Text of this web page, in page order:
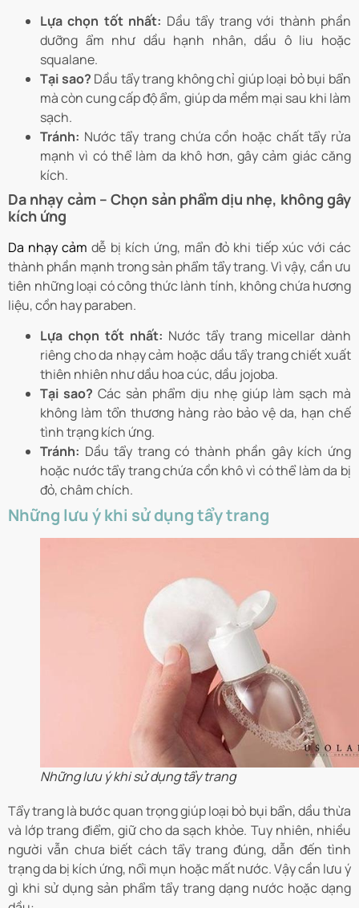
Lựa chọn tốt nhất: Dầu tẩy trang với thành phần
dưỡng ẩm như dầu hạnh nhân, dầu ô liu hoặc
squalane.
Tại sao? Dầu tẩy trang không chỉ giúp loại bỏ bụi bẩn
mà còn cung cấp độ ẩm, giúp da mềm mại sau khi làm
sạch.
Tránh: Nước tẩy trang chứa cồn hoặc chất tẩy rửa
mạnh vì có thể làm da khô hơn, gây cảm giác căng
kích.
Da nhạy cảm – Chọn sản phẩm dịu nhẹ, không gây
kích ứng
Da nhạy cảm dễ bị kích ứng, mẩn đỏ khi tiếp xúc với các
thành phần mạnh trong sản phẩm tẩy trang. Vì vậy, cần ưu
tiên những loại có công thức lành tính, không chứa hương
liệu, cồn hay paraben.
Lựa chọn tốt nhất: Nước tẩy trang micellar dành
riêng cho da nhạy cảm hoặc dầu tẩy trang chiết xuất
thiên nhiên như dầu hoa cúc, dầu jojoba.
Tại sao? Các sản phẩm dịu nhẹ giúp làm sạch mà
không làm tổn thương hàng rào bảo vệ da, hạn chế
tình trạng kích ứng.
Tránh: Dầu tẩy trang có thành phần gây kích ứng
hoặc nước tẩy trang chứa cồn khô vì có thể làm da bị
đỏ, châm chích.
Những lưu ý khi sử dụng tẩy trang
Những lưu ý khi sử dụng tẩy trang
Tẩy trang là bước quan trọng giúp loại bỏ bụi bẩn, dầu thừa
và lớp trang điểm, giữ cho da sạch khỏe. Tuy nhiên, nhiều
người vẫn chưa biết cách tẩy trang đúng, dẫn đến tình
trạng da bị kích ứng, nổi mụn hoặc mất nước. Vậy cần lưu ý
gì khi sử dụng sản phẩm tẩy trang dạng nước hoặc dạng